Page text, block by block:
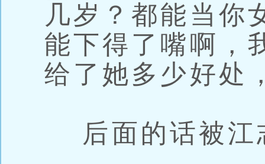
几岁？都能当你
能下得了嘴啊，
给了她多少好
后面的话被江